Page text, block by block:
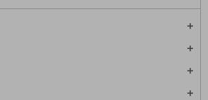
add
add
add
add